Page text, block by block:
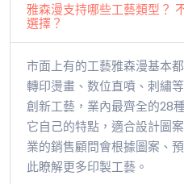
雅森漫支持哪些工藝類型？
選擇？
市面上有的工藝雅森漫基本
轉印燙畫、数位直噴、刺繡
創新工藝，業內最齊全的28
它自己的特點，適合設計圖
業的銷售顧問會根據圖案、
此瞭解更多印製工藝。